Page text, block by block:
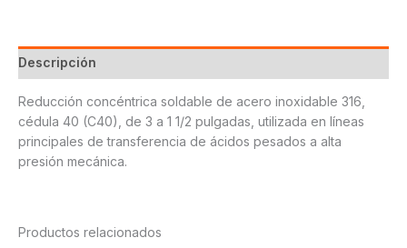
Descripción
Reducción concéntrica soldable de acero inoxidable 316,
cédula 40 (C40), de 3 a 1 1/2 pulgadas, utilizada en líneas
principales de transferencia de ácidos pesados a alta
presión mecánica.
Productos relacionados